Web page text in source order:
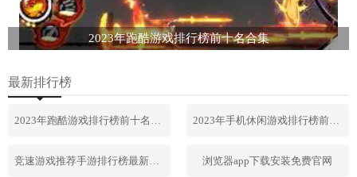
2023年跑酷游戏排行榜前十名合集
最新排行榜
2023年手机休闲游戏排行榜前十名
浏览器app下载安装免费官网